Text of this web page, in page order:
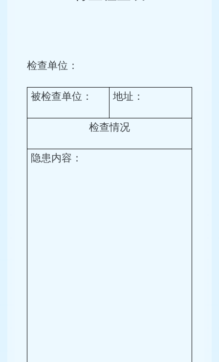
检查单位：
被检查单位： 地址 ：
检查情况
隐患内容：